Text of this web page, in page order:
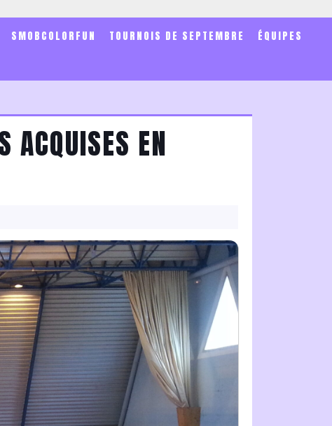
SMOBCOLORFUN TOURNOIS DE SEPTEMBRE
ÉQUIPES
ACQUISES EN